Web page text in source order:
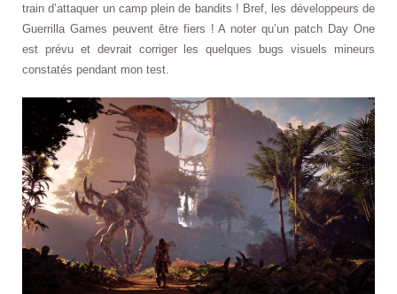
train d’attaquer un camp plein de bandits ! Bref, les développeurs de
Guerrilla Games peuvent être fiers ! A noter qu’un patch Day One
est prévu et devrait corriger les quelques bugs visuels mineurs
constatés pendant mon test.